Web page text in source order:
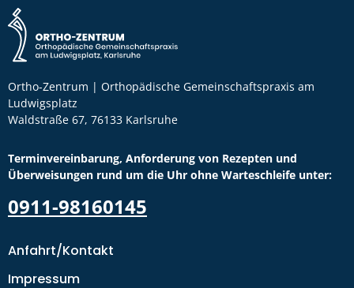
Ortho-Zentrum | Orthopädische Gemeinschaftspraxis am
Ludwigsplatz
Waldstraße 67, 76133 Karlsruhe
Terminvereinbarung, Anforderung von Rezepten und
Überweisungen rund um die Uhr ohne Warteschleife unter:
0911-98160145
Anfahrt/Kontakt
Impressum